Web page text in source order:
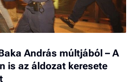
András múltjából – A
is az áldozat keresete